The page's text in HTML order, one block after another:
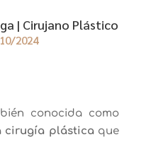
| Cirujano Plástico
2024
conocida como
cirugía plásticaque